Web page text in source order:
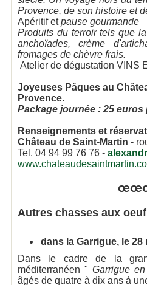
Provence, de son histoire et
Apéritif etpause gourmande
Produits du terroir tels que
anchoïades, crème
fromages de chèvre frais.
Atelier de dégustation VINS
Joyeuses Pâques au
Provence.
Package journée : 25
Renseignements et
Château de Saint-Martin -
Tel. 04 94 99 76 76 -
Autres chasses aux
dans la Garrigue, le
Dans le cadre de la
méditerranéen " Garrigue
âgés de quatre à dix ans à